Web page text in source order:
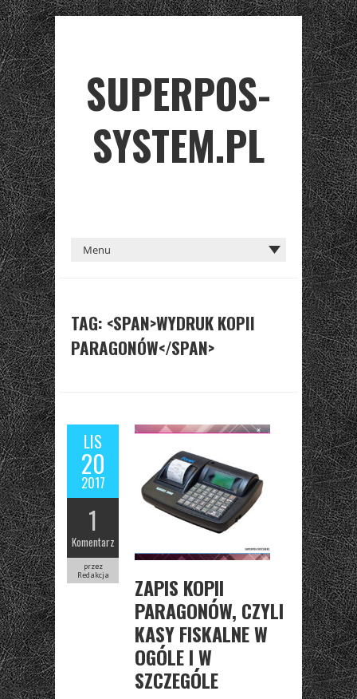
SUPERPOS-
SYSTEM.PL
TAG: <SPAN>WYDRUK KOPII
PARAGONÓW</SPAN>
LIS
20
2017
1
Komentarz
przez
Redakcja
ZAPIS KOPII
PARAGONÓW, CZYLI
KASY FISKALNE W
OGÓLE I W
SZCZEGÓLE